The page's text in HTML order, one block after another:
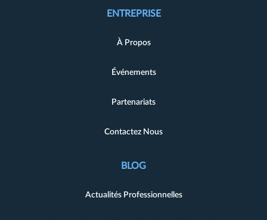
ENTREPRISE
À Propos
Événements
Partenariats
Contactez Nous
BLOG
Actualités Professionnelles